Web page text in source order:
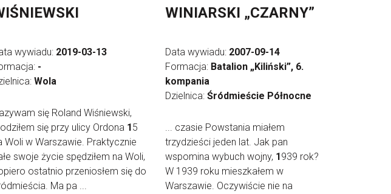
wywiadu: 2019-03-13
-
Wola
się Roland Wiśniewski,
się przy ulicy Ordona 15
Woli w Warszawie. Praktycznie
swoje życie spędziłem na Woli,
ostatnio przeniosłem się do
Ma pa ...
WINIARSKI „CZARNY”
Data wywiadu: 2007-09-14
Formacja: Batalion „Kiliński”, 6.
kompania
Dzielnica: Śródmieście Północne
... czasie Powstania miałem
trzydzieści jeden lat. Jak pan
wspomina wybuch wojny, 1939 rok?
W 1939 roku mieszkałem w
Warszawie. Oczywiście nie na